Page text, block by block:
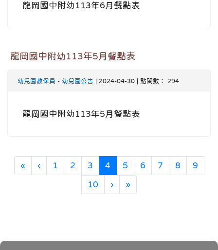
龍岡國中附幼113年6月餐點表
龍岡國中附幼113年5月餐點表
幼兒園教保員 - 幼兒園公告 | 2024-04-30 | 點閱數： 294
龍岡國中附幼113年5月餐點表
«第一頁
‹上一頁
1 2 3 4(目前頁次)
5 6 7 8 9
10 ›下一頁
»最後頁